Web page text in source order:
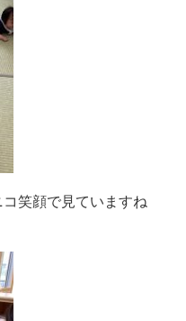
笑顔で見ていますね